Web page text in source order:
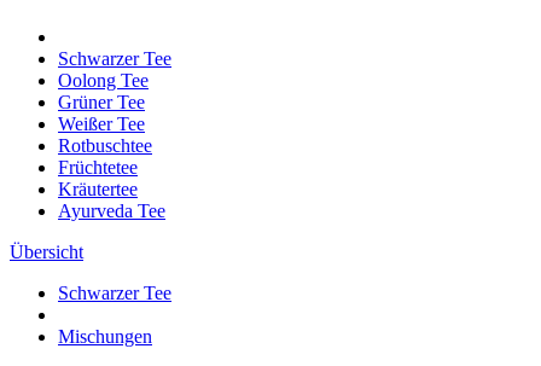
Schwarzer Tee
Oolong Tee
Grüner Tee
Weißer Tee
Rotbuschtee
Früchtetee
Kräutertee
Ayurveda Tee
Übersicht
Schwarzer Tee
Mischungen